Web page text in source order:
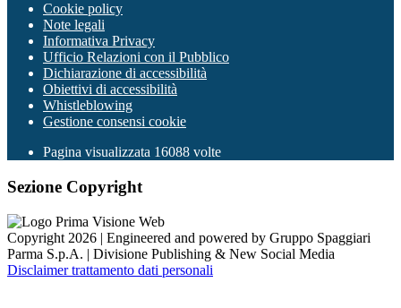
Cookie policy
Note legali
Informativa Privacy
Ufficio Relazioni con il Pubblico
Dichiarazione di accessibilità
Obiettivi di accessibilità
Whistleblowing
Gestione consensi cookie
Pagina visualizzata 16088 volte
Sezione Copyright
Copyright 2026 | Engineered and powered by Gruppo Spaggiari
Parma S.p.A. | Divisione Publishing & New Social Media
Disclaimer trattamento dati personali